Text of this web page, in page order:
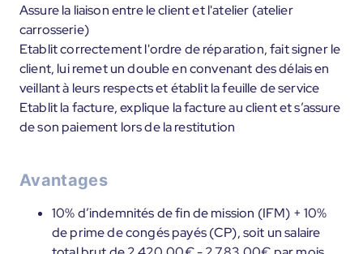
Assure la liaison entre le client et l'atelier (atelier
carrosserie)
Etablit correctement l'ordre de réparation, fait signer le
client, lui remet un double en convenant des délais en
veillant à leurs respects et établit la feuille de service
Etablit la facture, explique la facture au client et s’assure
de son paiement lors de la restitution
Avantages
10% d’indemnités de fin de mission (IFM) + 10%
de prime de congés payés (CP), soit un salaire